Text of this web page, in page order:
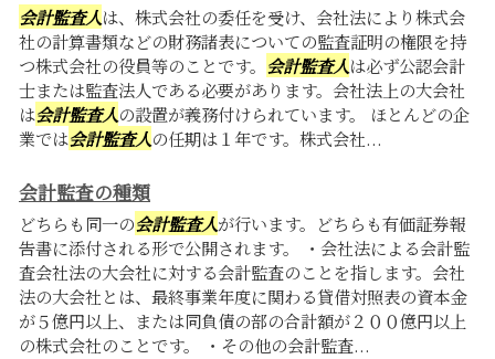
会計監査人は、株式会社の委任を受け、会社法により株式会
社の計算書類などの財務諸表についての監査証明の権限を持
つ株式会社の役員等のことです。 会計監査人は必ず公認会計
士または監査法人である必要があります。会社法上の大会社
は会計監査人の設置が義務付けられています。 ほとんどの企
業では会計監査人の任期は１年です。株式会社...
会計監査の種類
どちらも同一の会計監査人が行います。どちらも有価証券報
告書に添付される形で公開されます。 ・会社法による会計監
査会社法の大会社に対する会計監査のことを指します。会社
法の大会社とは、最終事業年度に関わる貸借対照表の資本金
が５億円以上、または同負債の部の合計額が２００億円以上
の株式会社のことです。 ・その他の会計監査...